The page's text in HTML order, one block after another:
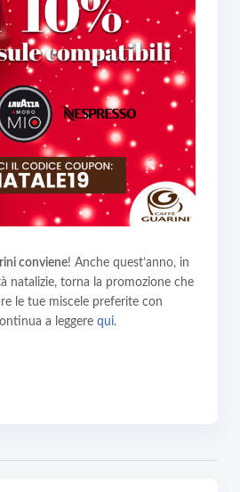
conviene! Anche quest’anno, in
natalizie, torna la promozione che
le tue miscele preferite con
a leggere qui.